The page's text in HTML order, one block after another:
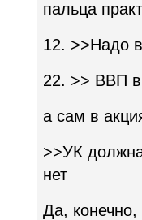
пальца
12. >>Надо
22. >> ВВП
а сам в
>>УК
нет
Да, конечно,